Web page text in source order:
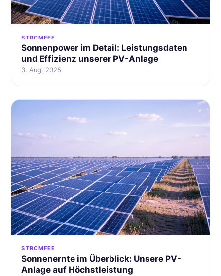
STROMFEE
Sonnenpower im Detail: Leistungsdaten
und Effizienz unserer PV-Anlage
3. Aug. 2025
STROMFEE
Sonnenernte im Überblick: Unsere PV-
Anlage auf Höchstleistung